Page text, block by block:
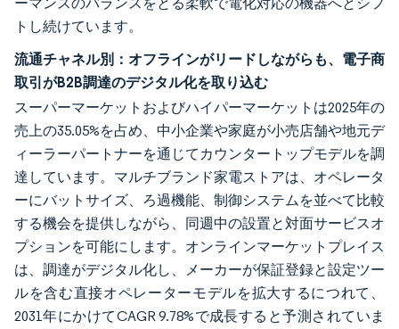
トし続けています。
流通チャネル別：オフラインがリードしながらも、電子商
取引がB2B調達のデジタル化を取り込む
スーパーマーケットおよびハイパーマーケットは2025年の
売上の35.05%を占め、中小企業や家庭が小売店舗や地元デ
ィーラーパートナーを通じてカウンタートップモデルを調
達しています。マルチブランド家電ストアは、オペレータ
ーにバットサイズ、ろ過機能、制御システムを並べて比較
する機会を提供しながら、同週中の設置と対面サービスオ
プションを可能にします。オンラインマーケットプレイス
は、調達がデジタル化し、メーカーが保証登録と設定ツー
ルを含む直接オペレーターモデルを拡大するにつれて、
2031年にかけてCAGR 9.78%で成長すると予測されていま